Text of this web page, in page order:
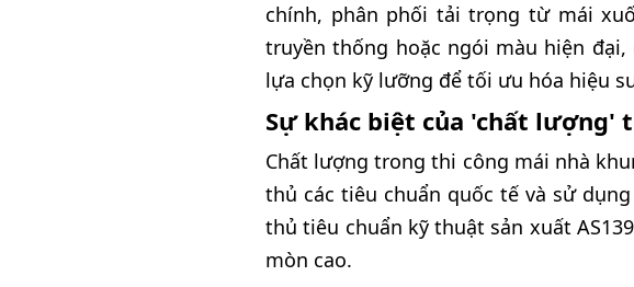
chính, phân phối tải trọng từ mái
truyền thống hoặc ngói màu hiện đại,
lựa chọn kỹ lưỡng để tối ưu hóa hiệu
Sự khác biệt của 'chất lượng'
Chất lượng trong thi công mái nhà
thủ các tiêu chuẩn quốc tế và sử
thủ tiêu chuẩn kỹ thuật sản xuất
mòn cao.